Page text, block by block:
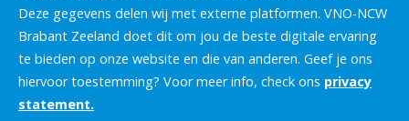
Deze gegevens delen wij met externe platformen. VNO-NCW
Brabant Zeeland doet dit om jou de beste digitale ervaring
te bieden op onze website en die van anderen. Geef je ons
hiervoor toestemming? Voor meer info, check ons privacy
statement.